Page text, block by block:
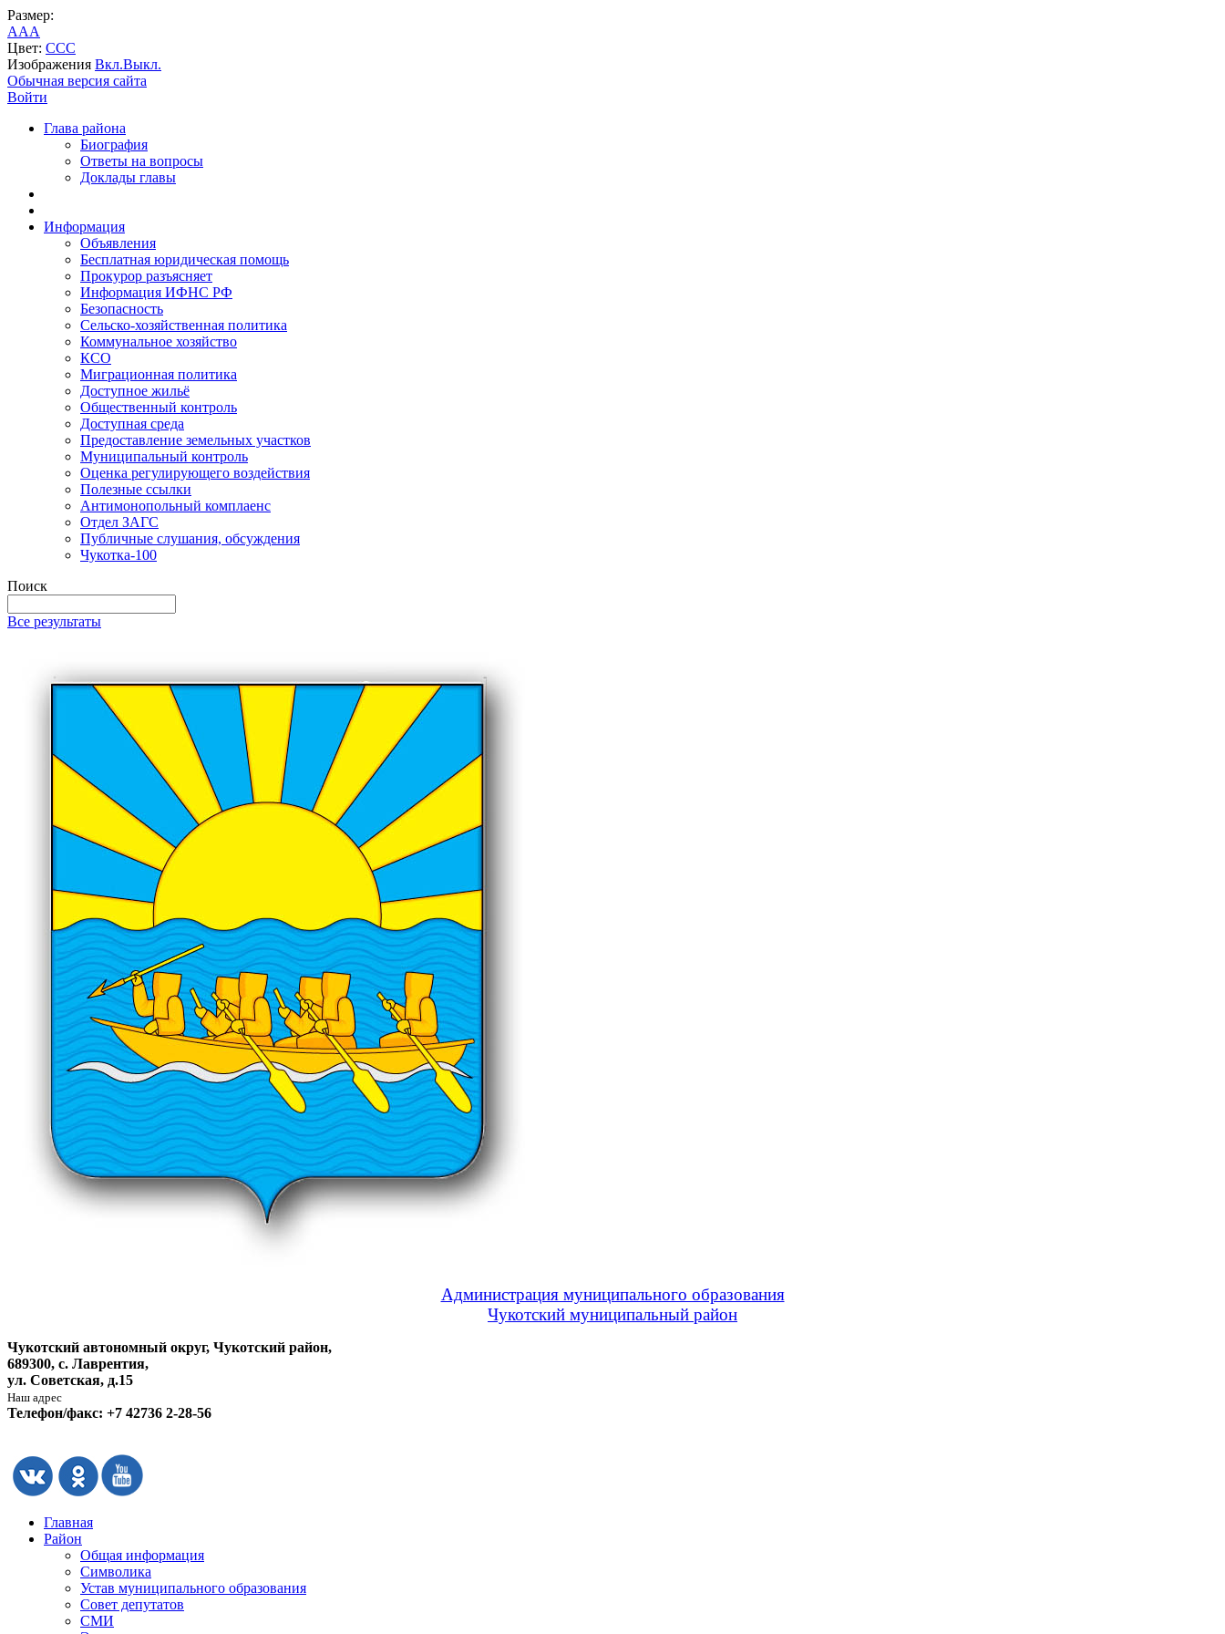
Размер:
AAA
Цвет: CCC
Изображения Вкл.Выкл.
Обычная версия сайта
Войти
Глава района
Биография
Ответы на вопросы
Доклады главы
Информация
Объявления
Бесплатная юридическая помощь
Прокурор разъясняет
Информация ИФНС РФ
Безопасность
Сельско-хозяйственная политика
Коммунальное хозяйство
КСО
Миграционная политика
Доступное жильё
Общественный контроль
Доступная среда
Предоставление земельных участков
Муниципальный контроль
Оценка регулирующего воздействия
Полезные ссылки
Антимонопольный комплаенс
Отдел ЗАГС
Публичные слушания, обсуждения
Чукотка-100
Поиск
Все результаты
Администрация муниципального образования
Чукотский муниципальный район
Чукотский автономный округ, Чукотский район,
689300, с. Лаврентия,
ул. Советская, д.15
Наш адрес
Телефон/факс: +7 42736 2-28-56
Главная
Район
Общая информация
Символика
Устав муниципального образования
Совет депутатов
СМИ